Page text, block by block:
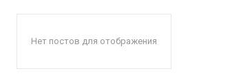
Нет постов для отображения